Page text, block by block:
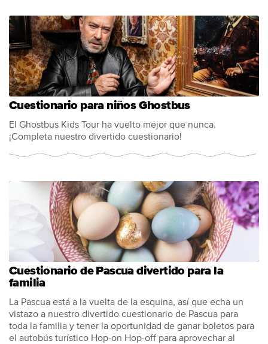
Cuestionario para niños Ghostbus
El Ghostbus Kids Tour ha vuelto mejor que nunca.
¡Completa nuestro divertido cuestionario!
Cuestionario de Pascua divertido para la
familia
La Pascua está a la vuelta de la esquina, así que echa un
vistazo a nuestro divertido cuestionario de Pascua para
toda la familia y tener la oportunidad de ganar boletos para
el autobús turístico Hop-on Hop-off para aprovechar al